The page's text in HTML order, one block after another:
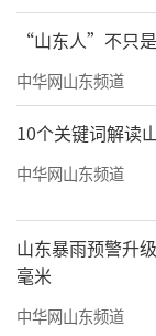
“山东人”不只
中华网山东频道
10个关键词解读
中华网山东频道
山东暴雨预警升
毫米
中华网山东频道